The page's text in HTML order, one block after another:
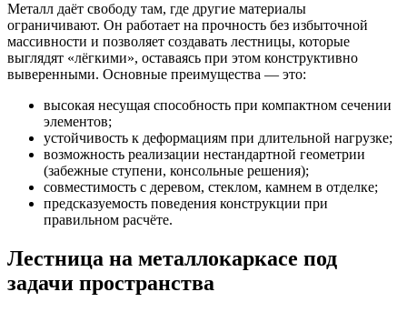
Металл даёт свободу там, где другие материалы
ограничивают. Он работает на прочность без избыточной
массивности и позволяет создавать лестницы, которые
выглядят «лёгкими», оставаясь при этом конструктивно
выверенными. Основные преимущества — это:
высокая несущая способность при компактном сечении
элементов;
устойчивость к деформациям при длительной нагрузке;
возможность реализации нестандартной геометрии
(забежные ступени, консольные решения);
совместимость с деревом, стеклом, камнем в отделке;
предсказуемость поведения конструкции при
правильном расчёте.
Лестница на металлокаркасе под
задачи пространства